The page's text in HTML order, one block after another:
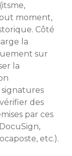
moment,
Côté
la
sur
la
des
par ces
etc.).